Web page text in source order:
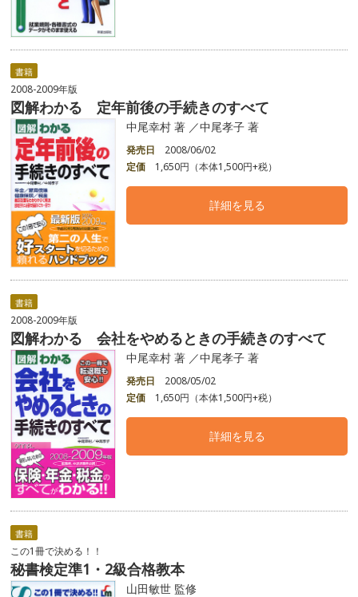
書籍
2008-2009年版
図解わかる 定年前後の手続きのすべて
中尾幸村 著 ／中尾孝子 著
発売日
2008/06/02
定価
1,650円（本体1,500円+税）
詳細を見る
書籍
2008-2009年版
図解わかる 会社をやめるときの手続きのすべて
中尾幸村 著 ／中尾孝子 著
発売日
2008/05/02
定価
1,650円（本体1,500円+税）
詳細を見る
書籍
この1冊で決める！！
秘書検定準1・2級合格教本
山田敏世 監修